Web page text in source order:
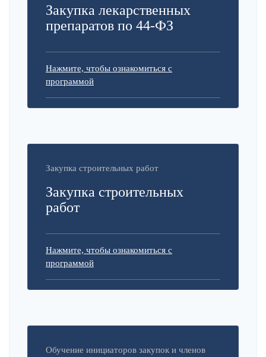
Закупка лекарственных
препаратов по 44-ФЗ
Нажмите, чтобы ознакомиться с
программой
Закупка строительных работ
Закупка строительных
работ
Нажмите, чтобы ознакомиться с
программой
Обучение инициаторов закупок и членов